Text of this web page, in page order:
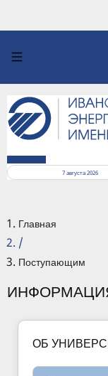
основному
7 августа 2026
Главная
/
Поступающим
ОБ